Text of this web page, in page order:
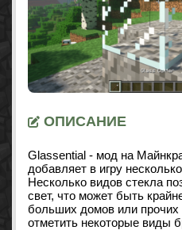
ОПИСАНИЕ
Glassential - мод на
добавляет в игру
Несколько видов стекла
свет, что может быть
больших домов или прочих
отметить некоторые виды